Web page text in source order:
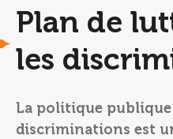
Plan de
les
La politique
discriminations est